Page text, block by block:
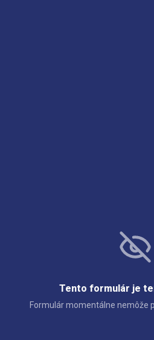
Tento formulár je
Formulár momentálne nemôže